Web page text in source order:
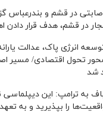
در قشم و بندرعباس
در قشم، هدف قرار دادن
انرژی پاک، عدالت
تحول اقتصادی/ مسیر
شد
به ترامپ: این
را بپذیرید و به